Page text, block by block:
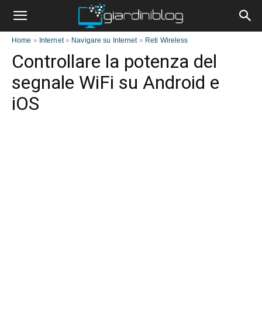
Home » Internet» Navigare su Internet» Reti Wireless
Controllare la potenza del
segnale WiFi su Android e
iOS